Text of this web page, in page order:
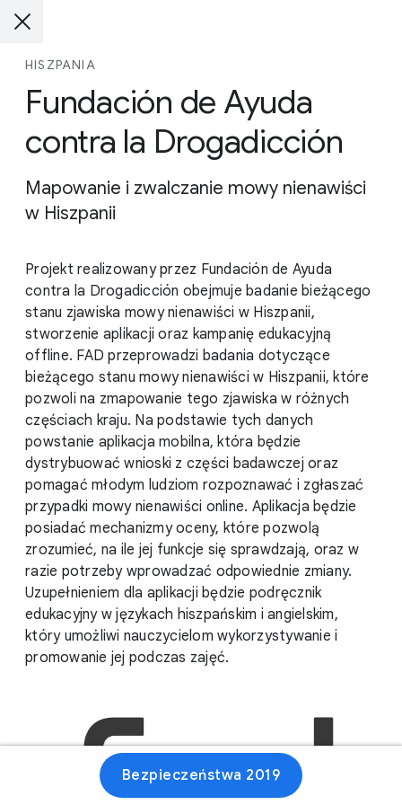
HISZPANIA
Fundación de Ayuda
contra la Drogadicción
Mapowanie i zwalczanie mowy nienawiści
w Hiszpanii
Projekt realizowany przez Fundación de Ayuda
contra la Drogadicción obejmuje badanie bieżącego
stanu zjawiska mowy nienawiści w Hiszpanii,
stworzenie aplikacji oraz kampanię edukacyjną
offline. FAD przeprowadzi badania dotyczące
bieżącego stanu mowy nienawiści w Hiszpanii, które
pozwoli na zmapowanie tego zjawiska w różnych
częściach kraju. Na podstawie tych danych
powstanie aplikacja mobilna, która będzie
dystrybuować wnioski z części badawczej oraz
pomagać młodym ludziom rozpoznawać i zgłaszać
przypadki mowy nienawiści online. Aplikacja będzie
posiadać mechanizmy oceny, które pozwolą
zrozumieć, na ile jej funkcje się sprawdzają, oraz w
razie potrzeby wprowadzać odpowiednie zmiany.
Uzupełnieniem dla aplikacji będzie podręcznik
edukacyjny w językach hiszpańskim i angielskim,
który umożliwi nauczycielom wykorzystywanie i
promowanie jej podczas zajęć.
Bezpieczeństwa 2019